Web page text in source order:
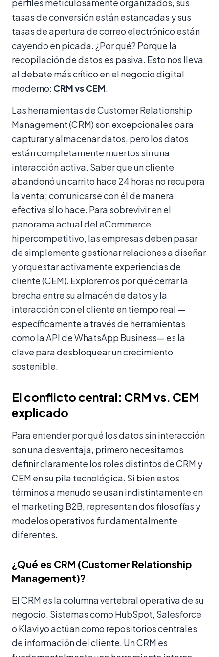
perfiles meticulosamente organizados, sus
tasas de conversión están estancadas y sus
tasas de apertura de correo electrónico están
cayendo en picada. ¿Por qué? Porque la
recopilación de datos es pasiva. Esto nos lleva
al debate más crítico en el negocio digital
moderno: CRM vs CEM.
Las herramientas de Customer Relationship
Management (CRM) son excepcionales para
capturar y almacenar datos, pero los datos
están completamente muertos sin una
interacción activa. Saber que un cliente
abandonó un carrito hace 24 horas no recupera
la venta; comunicarse con él de manera
efectiva sí lo hace. Para sobrevivir en el
panorama actual del eCommerce
hipercompetitivo, las empresas deben pasar
de simplemente gestionar relaciones a diseñar
y orquestar activamente experiencias de
cliente (CEM). Exploremos por qué cerrar la
brecha entre su almacén de datos y la
interacción con el cliente en tiempo real —
específicamente a través de herramientas
como la API de WhatsApp Business— es la
clave para desbloquear un crecimiento
sostenible.
El conflicto central: CRM vs. CEM
explicado
Para entender por qué los datos sin interacción
son una desventaja, primero necesitamos
definir claramente los roles distintos de CRM y
CEM en su pila tecnológica. Si bien estos
términos a menudo se usan indistintamente en
el marketing B2B, representan dos filosofías y
modelos operativos fundamentalmente
diferentes.
¿Qué es CRM (Customer Relationship
Management)?
El CRM es la columna vertebral operativa de su
negocio. Sistemas como HubSpot, Salesforce
o Klaviyo actúan como repositorios centrales
de información del cliente. Un CRM es